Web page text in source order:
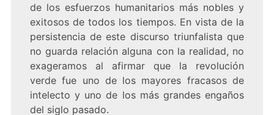
de los esfuerzos humanitarios más nobles y
exitosos de todos los tiempos. En vista de la
persistencia de este discurso triunfalista que
no guarda relación alguna con la realidad, no
exageramos al afirmar que la revolución
verde fue uno de los mayores fracasos de
intelecto y uno de los más grandes engaños
del siglo pasado.